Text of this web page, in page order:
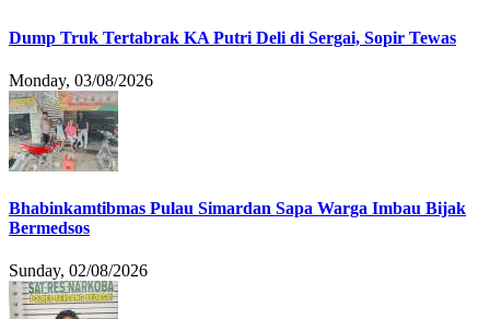
Dump Truk Tertabrak KA Putri Deli di Sergai, Sopir Tewas
Monday, 03/08/2026
Bhabinkamtibmas Pulau Simardan Sapa Warga Imbau Bijak
Bermedsos
Sunday, 02/08/2026